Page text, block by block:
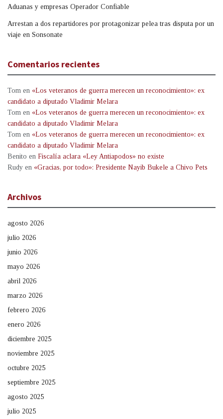
Aduanas y empresas Operador Confiable
Arrestan a dos repartidores por protagonizar pelea tras disputa por un
viaje en Sonsonate
Comentarios recientes
Tom en «Los veteranos de guerra merecen un reconocimiento»: ex
candidato a diputado Vladimir Melara
Tom en «Los veteranos de guerra merecen un reconocimiento»: ex
candidato a diputado Vladimir Melara
Tom en «Los veteranos de guerra merecen un reconocimiento»: ex
candidato a diputado Vladimir Melara
Benito en Fiscalía aclara «Ley Antiapodos» no existe
Rudy en «Gracias, por todo»: Presidente Nayib Bukele a Chivo Pets
Archivos
agosto 2026
julio 2026
junio 2026
mayo 2026
abril 2026
marzo 2026
febrero 2026
enero 2026
diciembre 2025
noviembre 2025
octubre 2025
septiembre 2025
agosto 2025
julio 2025